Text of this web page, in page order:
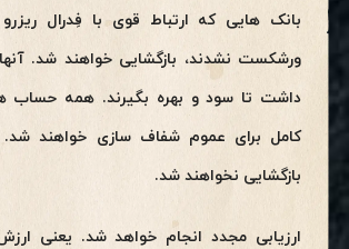
بانک هایی که ارتباط قوی با فِدرال
ورشکست نشدند، بازگشایی خواهند شد. آنها
داشت تا سود و بهره بگیرند. همه حساب
کامل برای عموم شفاف سازی خواهند شد.
بازگشایی نخواهند شد.
ارزیابی مجدد انجام خواهد شد. یعنی